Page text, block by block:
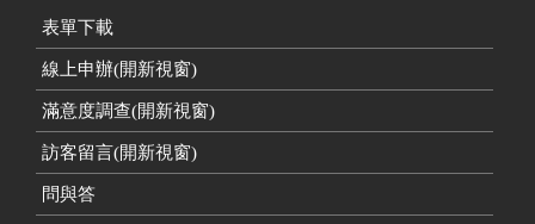
表單下載
線上申辦(開新視窗)
滿意度調查(開新視窗)
訪客留言(開新視窗)
問與答